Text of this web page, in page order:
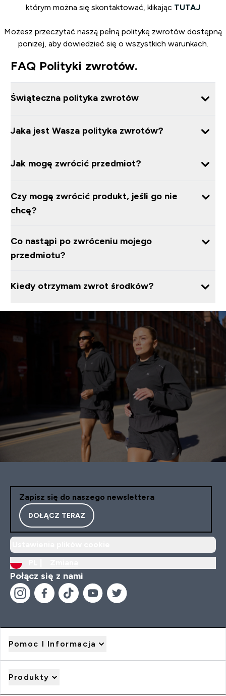
którym można się skontaktować, klikając TUTAJ
Możesz przeczytać naszą pełną politykę zwrotów dostępną
poniżej, aby dowiedzieć się o wszystkich warunkach.
FAQ Polityki zwrotów.
Świąteczna polityka zwrotów
Jaka jest Wasza polityka zwrotów?
Jak mogę zwrócić przedmiot?
Czy mogę zwrócić produkt, jeśli go nie
chcę?
Co nastąpi po zwróceniu mojego
przedmiotu?
Kiedy otrzymam zwrot środków?
Zapisz się do naszego newslettera
DOŁĄCZ TERAZ
Połącz się z nami
Pomoc I Informacja
Produkty